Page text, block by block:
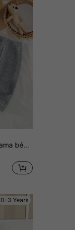
2 pièces Ensemble pyjama bébé garçon avec cardigan à col matelassé et ours brodés et pantalon, adapté pour l'automne/l'hiver
0-3 Years